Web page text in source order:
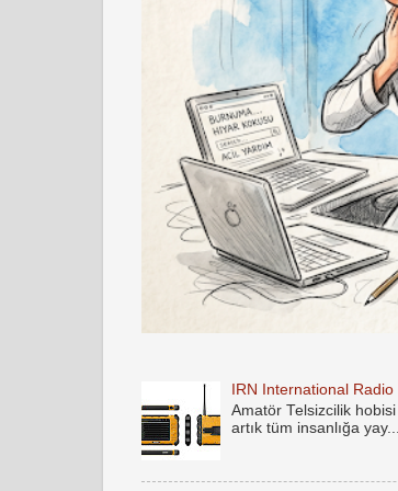
IRN International Radio
Amatör Telsizcilik
artık tüm insanlığa yay...